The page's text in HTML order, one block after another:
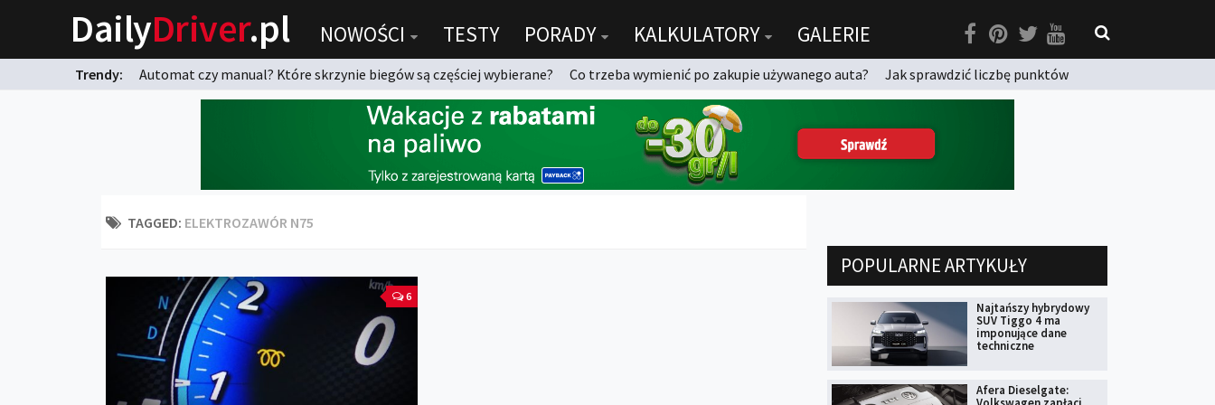
DailyDriver.pl NOWOŚCI TESTY PORADY KALKULATORY GALERIE
Trendy: Automat czy manual? Które skrzynie biegów są częściej wybierane? Co trzeba wymienić po zakupie używanego auta?
Jak sprawdzić liczbę punktów
TAGGED: ELEKTROZAWÓR N75
6
POPULARNE ARTYKUŁY
Najtańszy hybrydowy
SUV Tiggo 4 ma
imponujące dane
techniczne
Afera Dieselgate: